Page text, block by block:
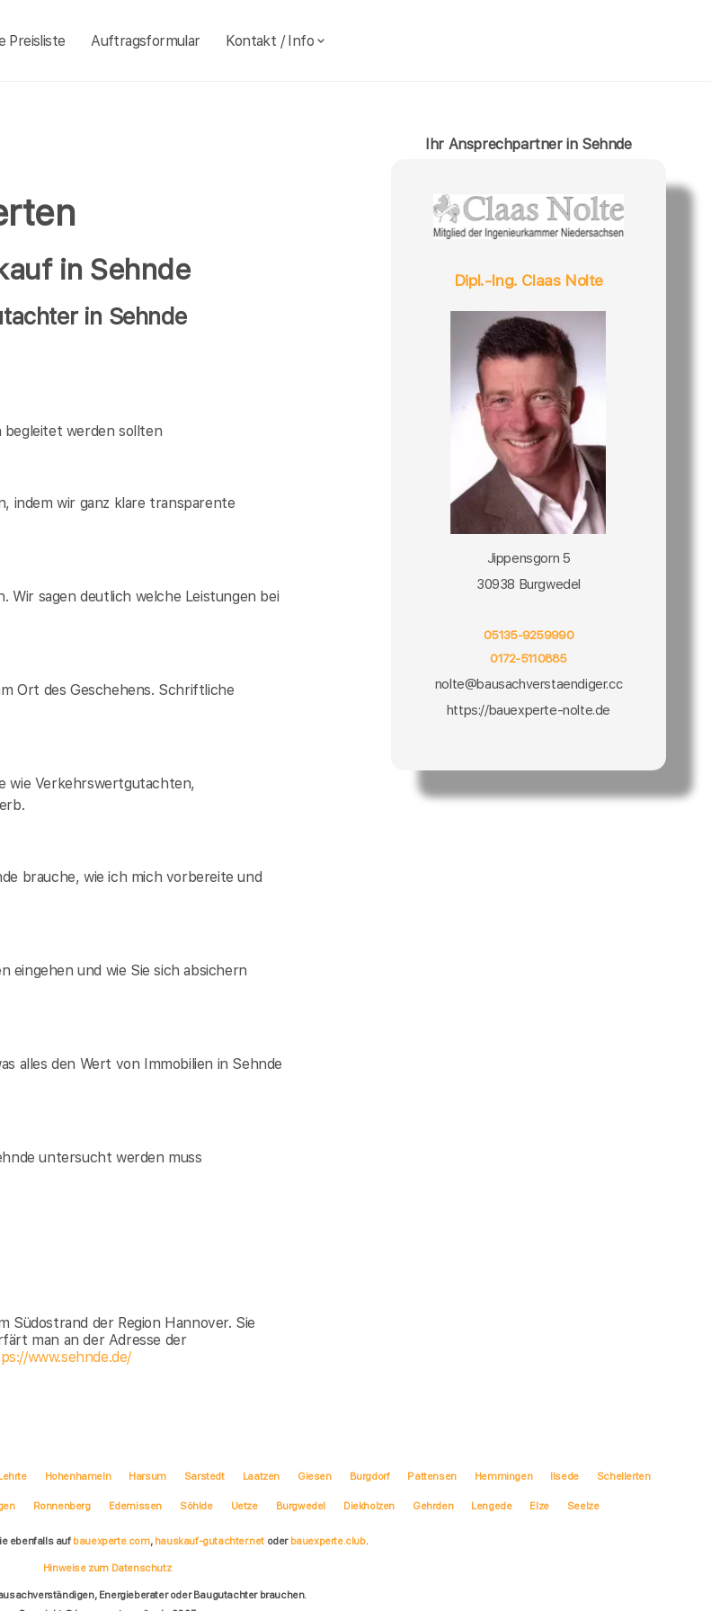
Preisliste Auftragsformular Kontakt / Info
in Sehnde
in Sehnde
begleitet werden sollten
indem wir ganz klare transparente
Wir sagen deutlich welche Leistungen bei
Ort des Geschehens. Schriftliche
wie Verkehrswertgutachten,
brauche, wie ich mich vorbereite und
eingehen und wie Sie sich absichern
alles den Wert von Immobilien in Sehnde
untersucht werden muss
Südostrand der Region Hannover. Sie
man an der Adresse der
www.sehnde.de/
Ihr Ansprechpartner in Sehnde
Dipl.-Ing. Claas Nolte
Jippensgorn 5
30938 Burgwedel
05135-9259990
0172-5110885
nolte@bausachverstaendiger.cc
https://bauexperte-nolte.de
Hohenhameln Harsum Sarstedt Laatzen Giesen Burgdorf Pattensen Hemmingen Ilsede Schellerten
Ronnenberg Edemissen Söhlde Uetze Burgwedel Diekholzen Gehrden Lengede Elze Seelze
ebenfalls auf bauexperte.com, hauskauf-gutachter.net oder bauexperte.club.
Hinweise zum Datenschutz
Energieberater oder Baugutachter brauchen.